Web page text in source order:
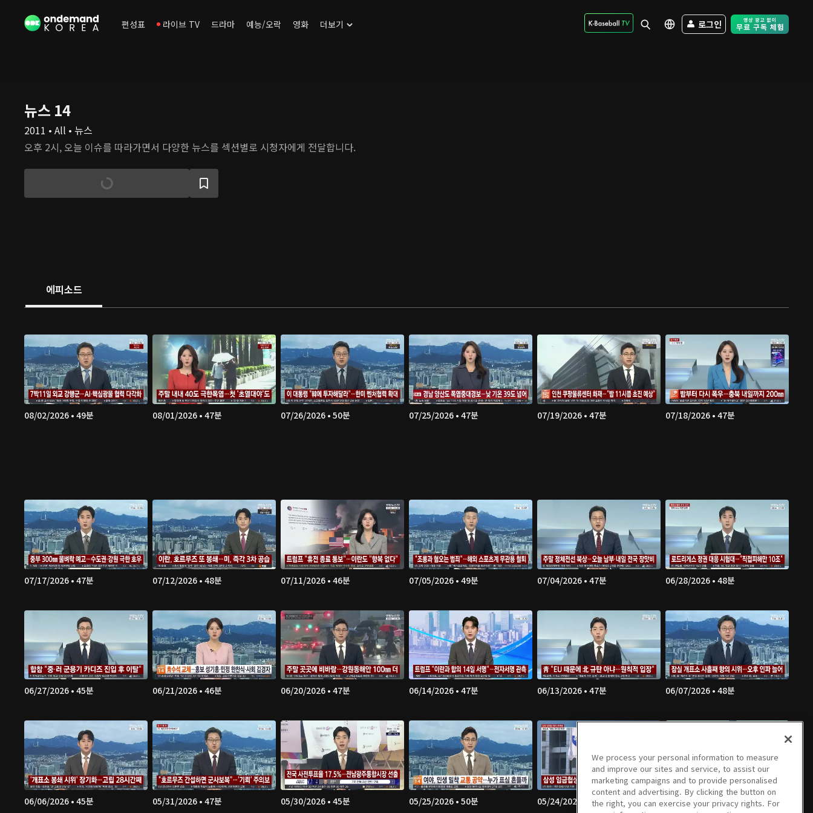
편성표 라이브 TV 드라마 예능/오락 영화 더보기 로그인 Free Trial -
뉴스 14
2011 • All • 뉴스
오후 2시, 오늘 이슈를 따라가면서 다양한 뉴스를 섹션별로 시청자에게 전달합니다.
에피소드
08/02/2026 • 49분 08/01/2026 • 47분 07/26/2026 • 50분 07/25/2026 • 47분 07/19/2026 • 47분 07/18/2026 • 47분
07/17/2026 • 47분 07/12/2026 • 48분 07/11/2026 • 46분 07/05/2026 • 49분 07/04/2026 • 47분 06/28/2026 • 48분
06/27/2026 • 45분 06/21/2026 • 46분 06/20/2026 • 47분 06/14/2026 • 47분 06/13/2026 • 47분 06/07/2026 • 48분
06/06/2026 • 45분 05/31/2026 • 47분 05/30/2026 • 45분 05/25/2026 • 50분 05/24/2026 • 46분 05/23/2026 • 49분
We process your personal information to measure
and improve our sites and service, to assist our
marketing campaigns and to provide personalised
content and advertising. By clicking the button on
the right, you can exercise your privacy rights. For